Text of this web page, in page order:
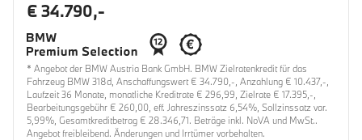
€ 34.790,-
* Angebot der BMW Austria Bank GmbH. BMW Zielratenkredit für das
Fahrzeug BMW 318d, Anschaffungswert € 34.790,-, Anzahlung € 10.437,-,
Laufzeit 36 Monate, monatliche Kreditrate € 296,99, Zielrate € 17.395,-,
Bearbeitungsgebühr € 260,00, eff. Jahreszinssatz 6,54%, Sollzinssatz var.
5,99%, Gesamtkreditbetrag € 28.346,71. Beträge inkl. NoVA und MwSt..
Angebot freibleibend. Änderungen und Irrtümer vorbehalten.